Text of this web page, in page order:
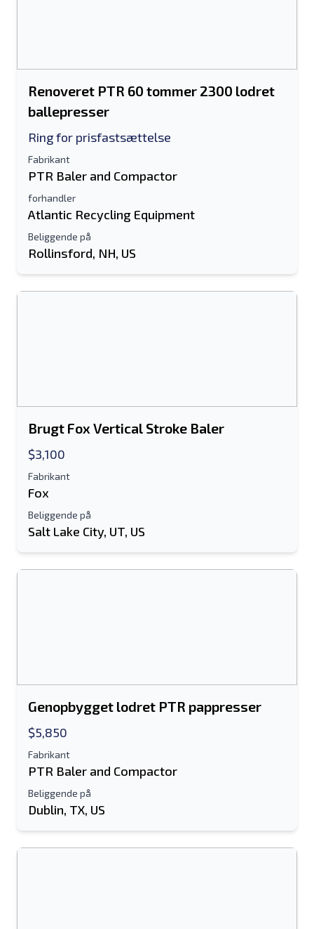
Renoveret PTR 60 tommer 2300 lodret
ballepresser
Ring for prisfastsættelse
Fabrikant
PTR Baler and Compactor
forhandler
Atlantic Recycling Equipment
Beliggende på
Rollinsford, NH, US
Brugt Fox Vertical Stroke Baler
$3,100
Fabrikant
Fox
Beliggende på
Salt Lake City, UT, US
Genopbygget lodret PTR pappresser
$5,850
Fabrikant
PTR Baler and Compactor
Beliggende på
Dublin, TX, US